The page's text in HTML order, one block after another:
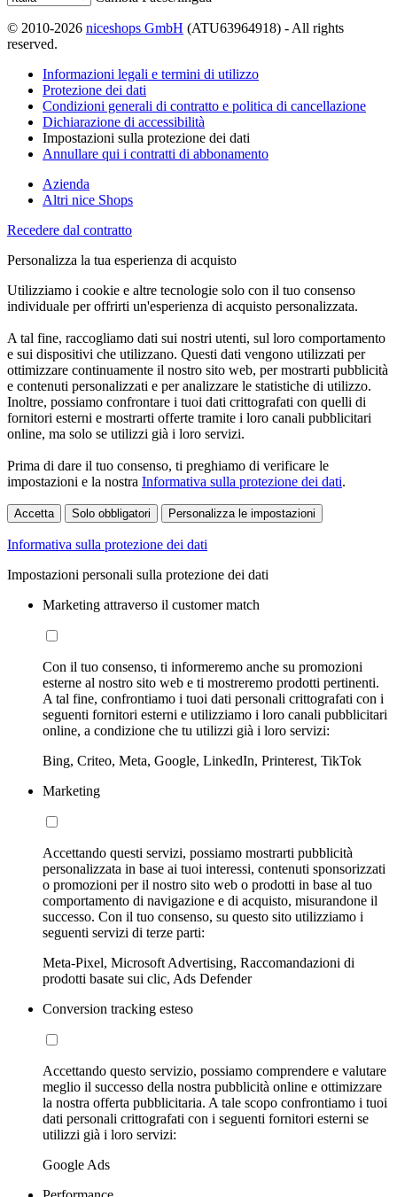
© 2010-2026 niceshops GmbH (ATU63964918) - All rights
reserved.
Informazioni legali e termini di utilizzo
Protezione dei dati
Condizioni generali di contratto e politica di cancellazione
Dichiarazione di accessibilità
Impostazioni sulla protezione dei dati
Annullare qui i contratti di abbonamento
Azienda
Altri nice Shops
Recedere dal contratto
Personalizza la tua esperienza di acquisto
Utilizziamo i cookie e altre tecnologie solo con il tuo consenso
individuale per offrirti un'esperienza di acquisto personalizzata.
A tal fine, raccogliamo dati sui nostri utenti, sul loro comportamento
e sui dispositivi che utilizzano. Questi dati vengono utilizzati per
ottimizzare continuamente il nostro sito web, per mostrarti pubblicità
e contenuti personalizzati e per analizzare le statistiche di utilizzo.
Inoltre, possiamo confrontare i tuoi dati crittografati con quelli di
fornitori esterni e mostrarti offerte tramite i loro canali pubblicitari
online, ma solo se utilizzi già i loro servizi.
Prima di dare il tuo consenso, ti preghiamo di verificare le
impostazioni e la nostra Informativa sulla protezione dei dati.
Accetta Solo obbligatori Personalizza le impostazioni
Informativa sulla protezione dei dati
Impostazioni personali sulla protezione dei dati
Marketing attraverso il customer match
Con il tuo consenso, ti informeremo anche su promozioni
esterne al nostro sito web e ti mostreremo prodotti pertinenti.
A tal fine, confrontiamo i tuoi dati personali crittografati con i
seguenti fornitori esterni e utilizziamo i loro canali pubblicitari
online, a condizione che tu utilizzi già i loro servizi:
Bing, Criteo, Meta, Google, LinkedIn, Printerest, TikTok
Marketing
Accettando questi servizi, possiamo mostrarti pubblicità
personalizzata in base ai tuoi interessi, contenuti sponsorizzati
o promozioni per il nostro sito web o prodotti in base al tuo
comportamento di navigazione e di acquisto, misurandone il
successo. Con il tuo consenso, su questo sito utilizziamo i
seguenti servizi di terze parti:
Meta-Pixel, Microsoft Advertising, Raccomandazioni di
prodotti basate sui clic, Ads Defender
Conversion tracking esteso
Accettando questo servizio, possiamo comprendere e valutare
meglio il successo della nostra pubblicità online e ottimizzare
la nostra offerta pubblicitaria. A tale scopo confrontiamo i tuoi
dati personali crittografati con i seguenti fornitori esterni se
utilizzi già i loro servizi:
Google Ads